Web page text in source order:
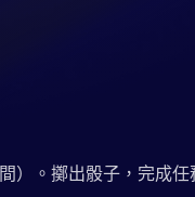
）。擲出骰子，完成